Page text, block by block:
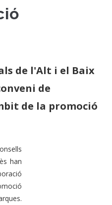
de l'Alt i el Baix
de
de la promoció
han